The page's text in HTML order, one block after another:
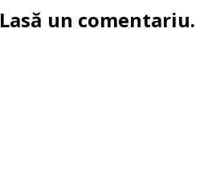
Lasă un comentariu.